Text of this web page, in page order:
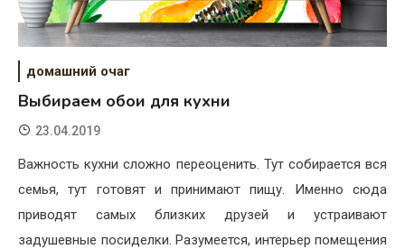
домашний очаг
Выбираем обои для кухни
23.04.2019
Важность кухни сложно переоценить. Тут собирается вся
семья, тут готовят и принимают пищу. Именно сюда
приводят самых близких друзей и устраивают
задушевные посиделки. Разумеется, интерьер помещения